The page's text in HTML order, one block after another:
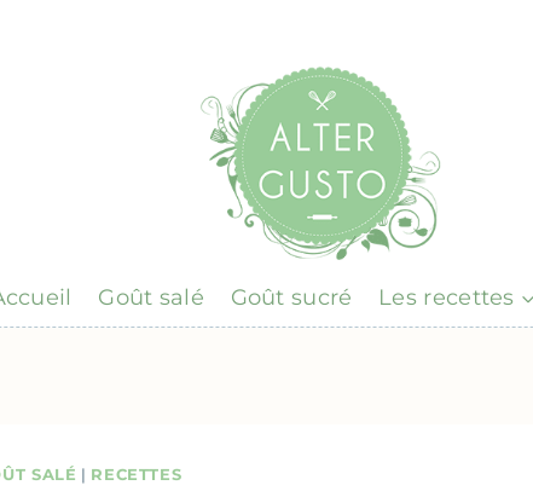
Goût salé Goût sucré Les recettes
SALÉ | RECETTES